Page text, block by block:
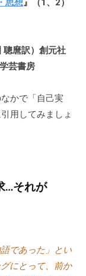
思想』（1、2）
聰麿訳）創元社
芸書房
かで「自己実
用してみましょ
…それが
であった」とい
にとって、前か